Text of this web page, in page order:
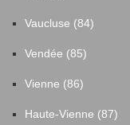
Vaucluse (84)
Vendée (85)
Vienne (86)
Haute-Vienne (87)